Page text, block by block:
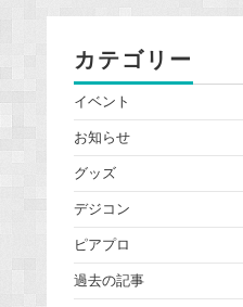
カテゴリー
イベント
お知らせ
グッズ
デジコン
ピアプロ
過去の記事